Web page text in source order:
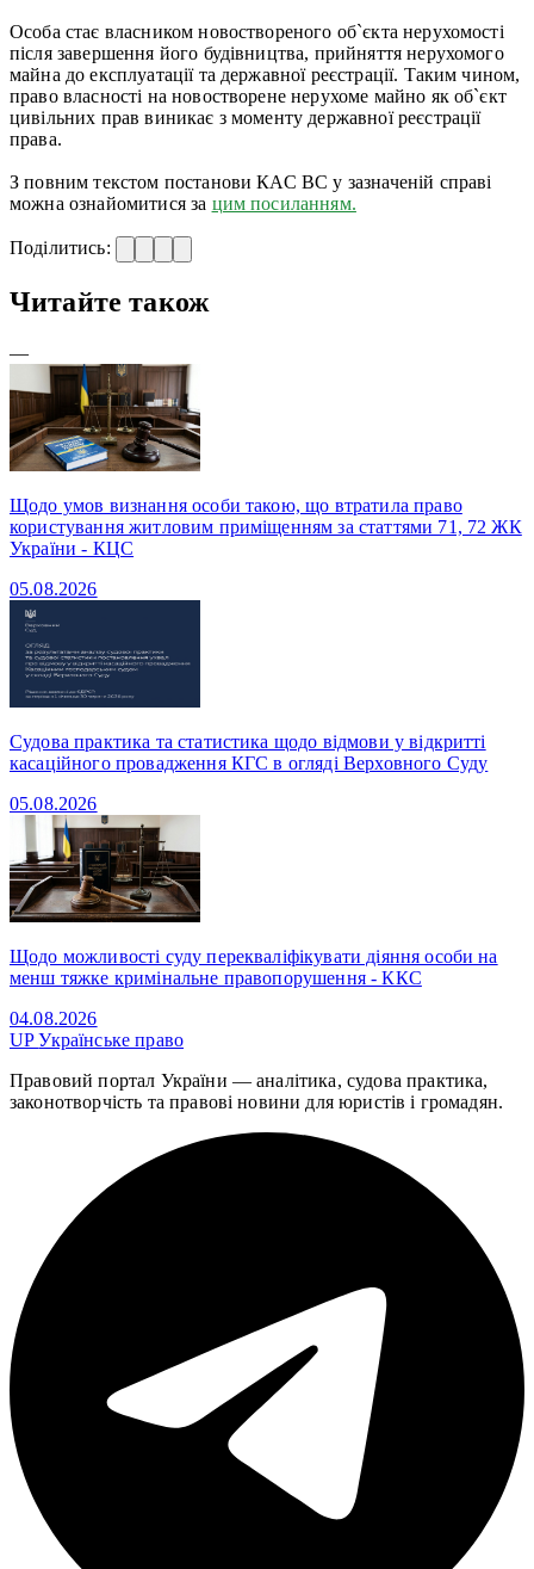
Особа стає власником новоствореного об`єкта нерухомості
після завершення його будівництва, прийняття нерухомого
майна до експлуатації та державної реєстрації. Таким чином,
право власності на новостворене нерухоме майно як об`єкт
цивільних прав виникає з моменту державної реєстрації
права.
З повним текстом постанови КАС ВС у зазначеній справі
можна ознайомитися за цим посиланням.
Поділитись:
Читайте також
—
Щодо умов визнання особи такою, що втратила право
користування житловим приміщенням за статтями 71, 72 ЖК
України - КЦС
05.08.2026
Судова практика та статистика щодо відмови у відкритті
касаційного провадження КГС в огляді Верховного Суду
05.08.2026
Щодо можливості суду перекваліфікувати діяння особи на
менш тяжке кримінальне правопорушення - ККС
04.08.2026
UPУкраїнське право
Правовий портал України — аналітика, судова практика,
законотворчість та правові новини для юристів і громадян.